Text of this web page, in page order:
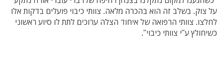
על צוק. בשלב זה הוא בהכרה מלאה. צוותי כיבוי פועלים בדקות אלו
לחלצו. צוותי הרפואה של איחוד הצלה ערוכים לתת לו סיוע ראשוני
כשיחולץ ע"י צוותי כיבוי".